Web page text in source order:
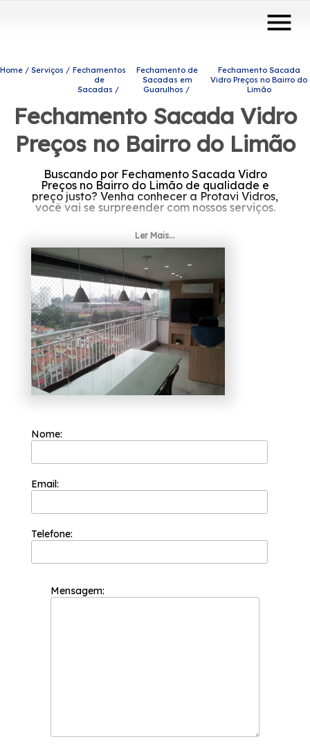
menu
Home Serviços
Fechamentos
de
Sacadas
Fechamento de
Sacadas em
Guarulhos
Fechamento Sacada
Vidro Preços no Bairro do
Limão
Fechamento Sacada Vidro
Preços no Bairro do Limão
Buscando por Fechamento Sacada Vidro
Preços no Bairro do Limão de qualidade e
preço justo? Venha conhecer a Protavi Vidros,
você vai se surpreender com nossos serviços.
Caso esteja procurando por Fechamento
Sacada Vidro Preços no Bairro do Limão,
Conheça os produtos e serviços que a Protavi
Vidros disponibiliza, entre eles estão
alternativas diversas do ramo de engenharia
de vidros, como portas de vidro, box para
banheiros e coberturas com vidro. Fale
conosco e tenha um ambiente mais moderno,
estamos à sua disposição.
Ler Mais...
Nome:
Email:
Telefone:
Mensagem: